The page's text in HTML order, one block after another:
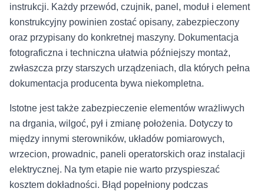
instrukcji. Każdy przewód, czujnik, panel, moduł i element
konstrukcyjny powinien zostać opisany, zabezpieczony
oraz przypisany do konkretnej maszyny. Dokumentacja
fotograficzna i techniczna ułatwia późniejszy montaż,
zwłaszcza przy starszych urządzeniach, dla których pełna
dokumentacja producenta bywa niekompletna.
Istotne jest także zabezpieczenie elementów wrażliwych
na drgania, wilgoć, pył i zmianę położenia. Dotyczy to
między innymi sterowników, układów pomiarowych,
wrzecion, prowadnic, paneli operatorskich oraz instalacji
elektrycznej. Na tym etapie nie warto przyspieszać
kosztem dokładności. Błąd popełniony podczas